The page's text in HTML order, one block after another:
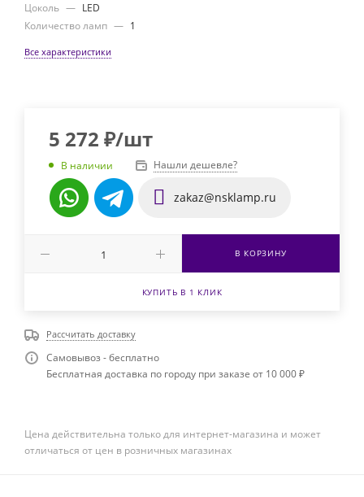
Цоколь — LED
Количество ламп — 1
Все характеристики
5 272 ₽/шт
В наличии Нашли дешевле?
zakaz@nsklamp.ru
В КОРЗИНУ
КУПИТЬ В 1 КЛИК
Рассчитать доставку
Самовывоз - бесплатно
Бесплатная доставка по городу при заказе от 10 000 ₽
Цена действительна только для интернет-магазина и может
отличаться от цен в розничных магазинах